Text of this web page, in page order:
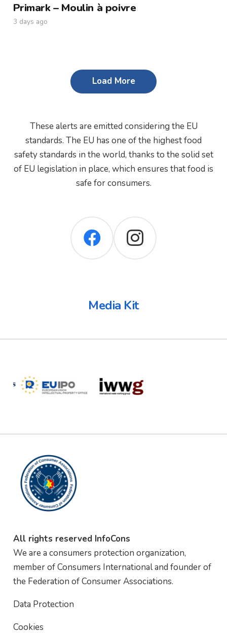
Primark – Moulin à poivre
3 days ago
Load More
These alerts are emitted considering the EU
standards. The EU has one of the highest food
safety standards in the world, thanks to the solid set
of EU legislation in place, which ensures that food is
safe for consumers.
Media Kit
All rights reserved InfoCons
We are a consumers protection organization,
member of Consumers International and founder of
the Federation of Consumer Associations.
Data Protection
Cookies